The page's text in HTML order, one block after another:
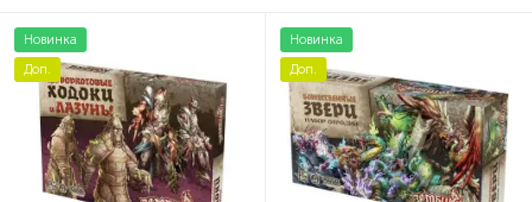
Новинка
Доп.
Новинка
Доп.